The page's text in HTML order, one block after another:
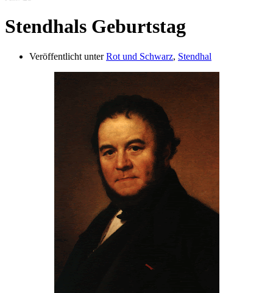
Stendhals Geburtstag
Veröffentlicht unterRot und Schwarz, Stendhal